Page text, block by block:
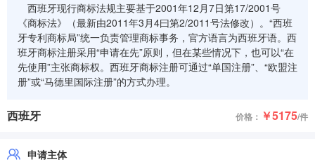
西班牙现行商标法规主要基于2001年12月7日第17/2001号
《商标法》（最新由2011年3月4曰第2/2011号法修改）。“西班
牙专利商标局”统一负责管理商标事务，官方语言为西班牙语。西
班牙商标注册采用“申请在先”原则，但在某些情况下，也可以“在
先使用”主张商标权。西班牙商标注册可通过“单国注册”、“欧盟注
册”或“马德里国际注册”的方式办理。
西班牙 价格： ￥5175/件
申请主体